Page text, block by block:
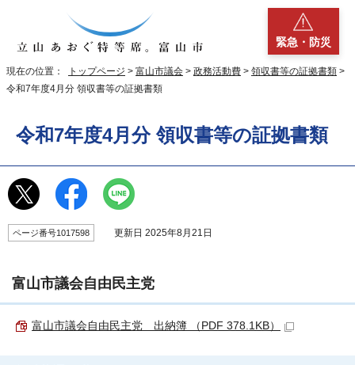
緊急・防災
現在の位置： トップページ > 富山市議会 > 政務活動費 > 領収書等の証拠書類 >
令和7年度4月分 領収書等の証拠書類
令和7年度4月分 領収書等の証拠書類
ページ番号1017598 更新日 2025年8月21日
富山市議会自由民主党
富山市議会自由民主党 出納簿 （PDF 378.1KB）